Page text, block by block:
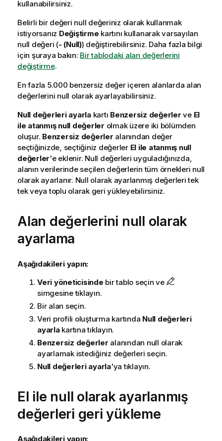
kullanabilirsiniz.
Belirli bir değeri null değeriniz olarak kullanmak
istiyorsanız Değiştirme kartını kullanarak varsayılan
null değeri (- (Null)) değiştirebilirsiniz. Daha fazla bilgi
için şuraya bakın: Bir tablodaki alan değerlerini
değiştirme.
En fazla 5.000 benzersiz değer içeren alanlarda alan
değerlerini null olarak ayarlayabilirsiniz.
Null değerleri ayarlakartı Benzersiz değerler ve El
ile atanmış null değerler olmak üzere iki bölümden
oluşur. Benzersiz değerler alanından değer
seçtiğinizde, seçtiğiniz değerler El ile atanmış null
değerler'e eklenir. Null değerleri uyguladığınızda,
alanın verilerinde seçilen değerlerin tüm örnekleri null
olarak ayarlanır. Null olarak ayarlanmış değerleri tek
tek veya toplu olarak geri yükleyebilirsiniz.
Alan değerlerini null olarak
ayarlama
Aşağıdakileri yapın:
Veri yöneticisinde bir tablo seçin ve
simgesine tıklayın.
Bir alan seçin.
Veri profili oluşturma kartında Null değerleri
ayarlakartına tıklayın.
Benzersiz değerler alanından null olarak
ayarlamak istediğiniz değerleri seçin.
Null değerleri ayarla'ya tıklayın.
El ile null olarak ayarlanmış
değerleri geri yükleme
Aşağıdakileri yapın: